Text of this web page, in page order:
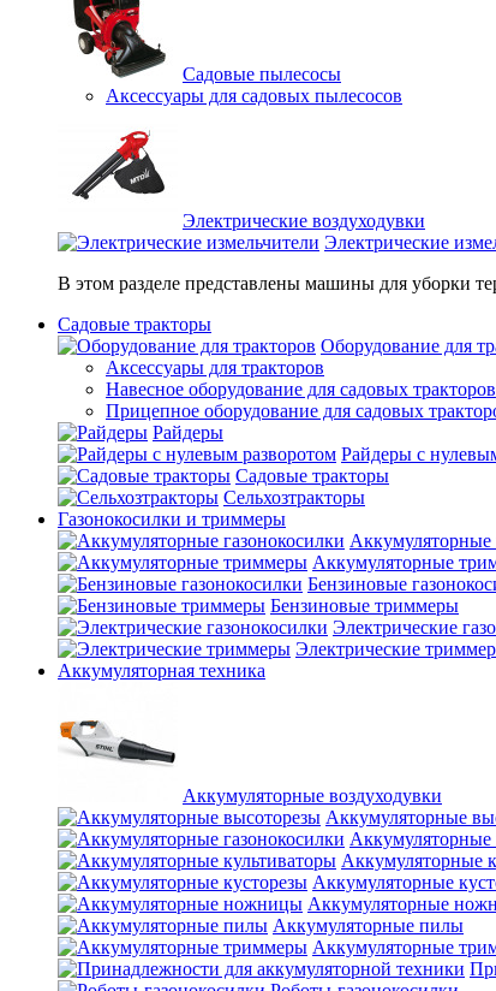
Садовые пылесосы
Аксессуары для садовых пылесосов
Электрические воздуходувки
Электрические
В этом разделе представлены машины для уборки
Садовые тракторы
Оборудование для
Аксессуары для тракторов
Навесное оборудование для садовых тракторов
Прицепное оборудование для садовых
Райдеры
Райдеры с
Садовые тракторы
Сельхозтракторы
Газонокосилки и триммеры
Аккумуляторные
Аккумуляторные
Бензиновые
Бензиновые триммеры
Электрические
Электрические
Аккумуляторная техника
Аккумуляторные воздуходувки
Аккумуляторные
Аккумуляторные
Аккумуляторные
Аккумуляторные
Аккумуляторные
Аккумуляторные пилы
Аккумуляторные